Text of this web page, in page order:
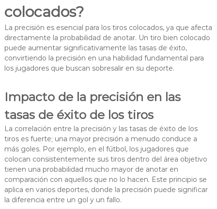
colocados?
La precisión es esencial para los tiros colocados, ya que afecta
directamente la probabilidad de anotar. Un tiro bien colocado
puede aumentar significativamente las tasas de éxito,
convirtiendo la precisión en una habilidad fundamental para
los jugadores que buscan sobresalir en su deporte.
Impacto de la precisión en las
tasas de éxito de los tiros
La correlación entre la precisión y las tasas de éxito de los
tiros es fuerte; una mayor precisión a menudo conduce a
más goles. Por ejemplo, en el fútbol, los jugadores que
colocan consistentemente sus tiros dentro del área objetivo
tienen una probabilidad mucho mayor de anotar en
comparación con aquellos que no lo hacen. Este principio se
aplica en varios deportes, donde la precisión puede significar
la diferencia entre un gol y un fallo.